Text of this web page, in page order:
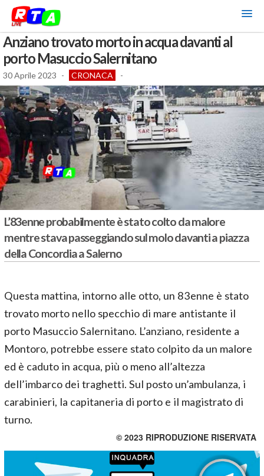
Anziano trovato morto in acqua davanti al
porto Masuccio Salernitano
30 Aprile 2023 - CRONACA -
L’83enne probabilmente è stato colto da malore
mentre stava passeggiando sul molo davanti a piazza
della Concordia a Salerno
Questa mattina, intorno alle otto, un 83enne è stato
trovato morto nello specchio di mare antistante il
porto Masuccio Salernitano. L’anziano, residente a
Montoro, potrebbe essere stato colpito da un malore
ed è caduto in acqua, più o meno all’altezza
dell’imbarco dei traghetti. Sul posto un’ambulanza, i
carabinieri, la capitaneria di porto e il magistrato di
turno.
© 2023 RIPRODUZIONE RISERVATA